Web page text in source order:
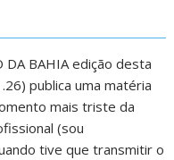
DA BAHIA edição desta
publica uma matéria
mais triste da
(sou
tive que transmitir o